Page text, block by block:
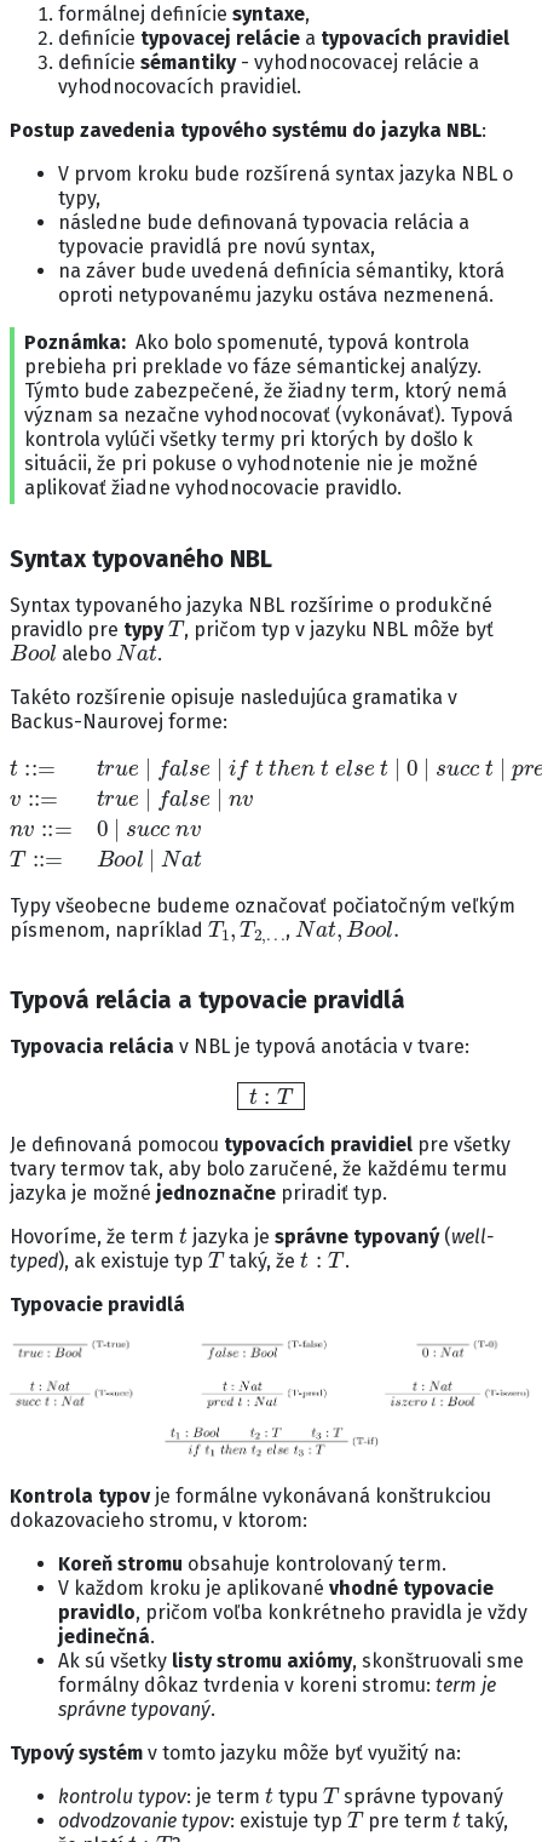
formálnej definície syntaxe,
definície typovacej relácie a typovacích pravidiel
definície sémantiky- vyhodnocovacej relácie a
vyhodnocovacích pravidiel.
Postup zavedenia typového systému do jazyka NBL:
V prvom kroku bude rozšírená syntax jazyka NBL o
typy,
následne bude definovaná typovacia relácia a
typovacie pravidlá pre novú syntax,
na záver bude uvedená definícia sémantiky, ktorá
oproti netypovanému jazyku ostáva nezmenená.
Poznámka
Ako bolo spomenuté, typová kontrola
prebieha pri preklade vo fáze sémantickej analýzy.
Týmto bude zabezpečené, že žiadny term, ktorý nemá
význam sa nezačne vyhodnocovať (vykonávať). Typová
kontrola vylúči všetky termy pri ktorých by došlo k
situácii, že pri pokuse o vyhodnotenie nie je možné
aplikovať žiadne vyhodnocovacie pravidlo.
Syntax typovaného NBL
Syntax typovaného jazyka NBL rozšírime o produkčné
pravidlo pre typy
T
, pričom typ v jazyku NBL môže byť
Bool
alebo
Nat
.
Takéto rozšírenie opisuje nasledujúca gramatika v
Backus-Naurovej forme:
t ::= | fal s | if t then t el se t | 0 | s u cc t | p red
Typy všeobecne budeme označovať počiatočným veľkým
písmenom, napríklad
T1 T2,…
,
Nat,Bool.
Typová relácia a typovacie pravidlá
Typovacia relácia v NBL je typová anotácia v tvare:
t:T
Je definovaná pomocou typovacích pravidiel pre všetky
tvary termov tak, aby bolo zaručené, že každému termu
jazyka je možné jednoznačne priradiť typ.
Hovoríme, že term
t
jazyka je správne typovaný(well-
typed), ak existuje typ
T
taký, že
t:T
.
Typovacie pravidlá
Kontrola typovje formálne vykonávaná konštrukciou
dokazovacieho stromu, v ktorom:
Koreň stromu obsahuje kontrolovaný term.
V každom kroku je aplikované vhodné typovacie
pravidlo, pričom voľba konkrétneho pravidla je vždy
jedinečná.
Ak sú všetky listy stromu axiómy, skonštruovali sme
formálny dôkaz tvrdenia v koreni stromu: term je
správne typovaný.
Typový systém v tomto jazyku môže byť využitý na:
kontrolu typov: je term
t
typu
T
správne typovaný
odvodzovanie typov: existuje typ
T
pre term
t
taký,
t:T